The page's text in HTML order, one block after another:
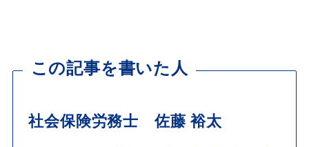
この記事を書いた人
社会保険労務士 佐藤 裕太